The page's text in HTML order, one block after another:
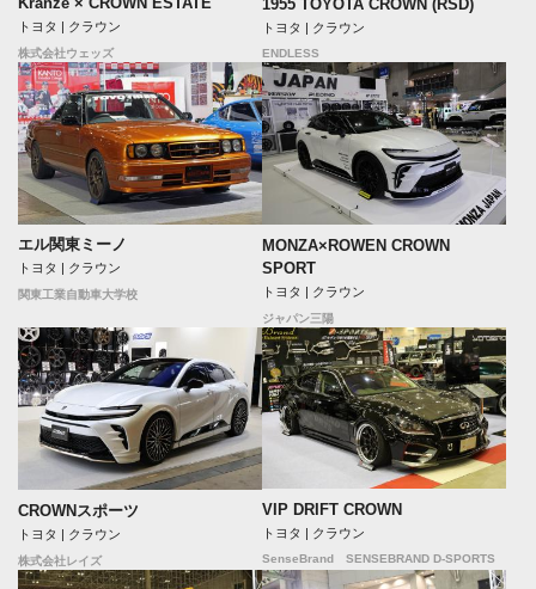
トヨタ | クラウン
株式会社ウェッズ
1955 TOYOTA CROWN (RSD)
トヨタ | クラウン
ENDLESS
エル関東ミーノ
トヨタ | クラウン
関東工業自動車大学校
MONZA×ROWEN CROWN
SPORT
トヨタ | クラウン
ジャパン三陽
CROWNスポーツ
トヨタ | クラウン
株式会社レイズ
VIP DRIFT CROWN
トヨタ | クラウン
SenseBrand SENSEBRAND D-SPORTS